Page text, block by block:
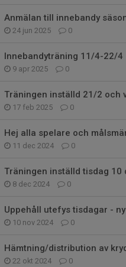
Anmälan till innebandy
24 jun 2025 0
Innebandyträning 11/4-22/4
9 apr 2025 0
Träningen inställd 21/2 och
17 feb 2025 0
Hej alla spelare och
11 dec 2024 0
Träningen inställd tisdag 10
8 dec 2024 0
Uppehåll utefys tisdagar -
10 nov 2024 0
Hämtning/distribution av
22 okt 2024 0